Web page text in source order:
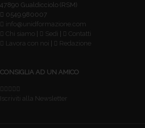
47890 Gualdicciolo (RSM)
0549.980007
info@unidformazione.com
Chi siamo
Sedi
Contatti
Lavora con noi
Redazione
CONSIGLIA AD UN AMICO
Iscriviti alla Newsletter